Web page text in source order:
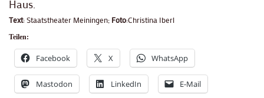
Haus.
Text: Staatstheater Meiningen; Foto:Christina Iberl
Teilen:
Facebook X WhatsApp
Mastodon LinkedIn E-Mail